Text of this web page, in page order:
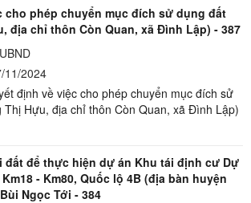
cho phép chuyển mục đích sử dụng đất
địa chỉ thôn Còn Quan, xã Đình Lập) - 387
11/2024
định về việc cho phép chuyển mục đích sử
Thị Hựu, địa chỉ thôn Còn Quan, xã Đình Lập)
đất để thực hiện dự án Khu tái định cư Dự
- Km80, Quốc lộ 4B (địa bàn huyện
Ngọc Tới - 384